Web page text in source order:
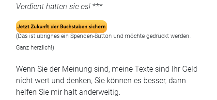
Verdient hätten sie es! ***
(Das ist übrignes ein Spenden-Button und möchte gedrückt werden.
Ganz herzlich!)
Wenn Sie der Meinung sind, meine Texte sind Ihr Geld
nicht wert und denken, Sie können es besser, dann
helfen Sie mir halt anderweitig.